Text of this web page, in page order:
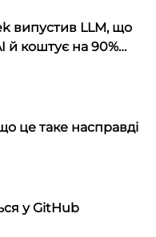
випустив LLM, що
й коштує на 90%
це таке насправді
у GitHub